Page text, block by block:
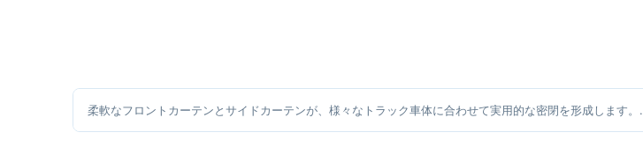
柔軟なフロントカーテンとサイドカーテンが、様々なトラック車体に合わせて実用的な密閉を形成します。.